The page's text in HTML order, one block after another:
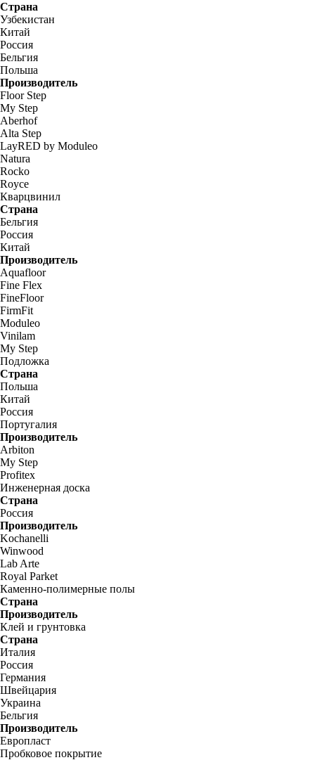
Страна
Узбекистан
Китай
Россия
Бельгия
Польша
Производитель
Floor Step
My Step
Aberhof
Alta Step
LayRED by Moduleo
Natura
Rocko
Royce
Кварцвинил
Страна
Бельгия
Россия
Китай
Производитель
Aquafloor
Fine Flex
FineFloor
FirmFit
Moduleo
Vinilam
My Step
Подложка
Страна
Польша
Китай
Россия
Португалия
Производитель
Arbiton
My Step
Profitex
Инженерная доска
Страна
Россия
Производитель
Kochanelli
Winwood
Lab Arte
Royal Parket
Каменно-полимерные полы
Страна
Производитель
Клей и грунтовка
Страна
Италия
Россия
Германия
Швейцария
Украина
Бельгия
Производитель
Европласт
Пробковое покрытие